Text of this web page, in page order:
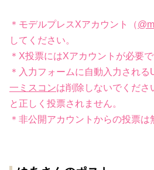
＊モデルプレスXアカウント（
してください。
＊X投票にはXアカウントが必要で
＊入力フォームに自動入力され
一ミスコンは削除しないでくださ
と正しく投票されません。
＊非公開アカウントからの投票は